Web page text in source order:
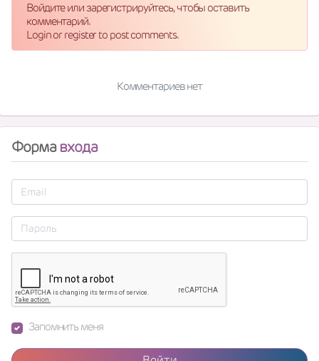
Войдите или зарегистрируйтесь, чтобы оставить
комментарий.
Login or register to post comments.
Комментариев нет
Формавхода
Запомнить меня